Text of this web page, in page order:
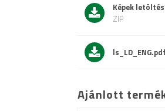
Képek
ZIP
ls_LD_ENG.pdf
Ajánlott